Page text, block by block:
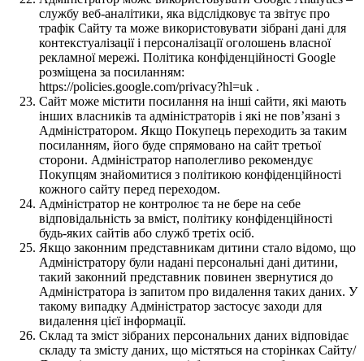
службу веб-аналітики, яка відслідковує та звітує про
трафік Сайту та може використовувати зібрані дані для
контекстуалізації і персоналізації оголошень власної
рекламної мережі. Політика конфіденційності Google
розміщена за посиланням:
https://policies.google.com/privacy?hl=uk .
Сайт може містити посилання на інші сайти, які мають
інших власників та адміністраторів і які не пов’язані з
Адміністратором. Якщо Покупець переходить за таким
посиланням, його буде спрямовано на сайт третьої
сторони. Адміністратор наполегливо рекомендує
Покупцям знайомитися з політикою конфіденційності
кожного сайту перед переходом.
Адміністратор не контролює та не бере на себе
відповідальність за вміст, політику конфіденційності
будь-яких сайтів або служб третіх осіб.
Якщо законним представникам дитини стало відомо, що
Адміністратору були надані персональні дані дитини,
такий законний представник повинен звернутися до
Адміністратора із запитом про видалення таких даних. У
такому випадку Адміністратор застосує заходи для
видалення цієї інформації.
Склад та зміст зібраних персональних даних відповідає
складу та змісту даних, що містяться на сторінках Сайту/